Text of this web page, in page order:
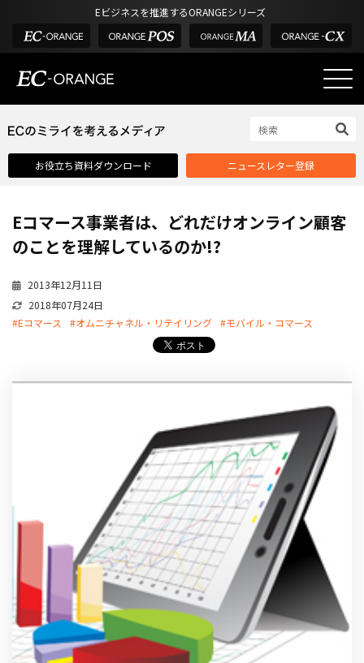
Eビジネスを推進するORANGEシリーズ
選ばれる理由
課題解決例
機能一覧
外部サービス連携
インフラ環境・サポート
ショッピングモール型 EC
マルチテナント、マルチブランドなど
ECと通販の連動を可能に
EC運用支援
継続的に結果を出し続けるECサイトへ
スクラッチ開発
ライセンス契約
内製化支援
お役立ち資料ダウンロード ニュースレター登録
Eコマース事業者は、どれだけオンライン顧客
のことを理解しているのか!?
2013年12月11日
2018年07月24日
#Eコマース
#オムニチャネル・リテイリング #モバイル・コマース